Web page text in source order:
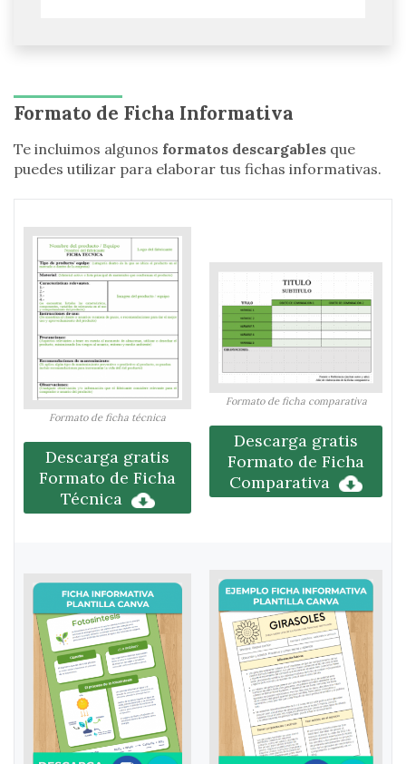
Formato de Ficha Informativa
Te incluimos algunos formatos descargables que
puedes utilizar para elaborar tus fichas informativas.
Formato de ficha técnica
Descarga gratis
Formato de Ficha
Técnica
Formato de ficha comparativa
Descarga gratis
Formato de Ficha
Comparativa